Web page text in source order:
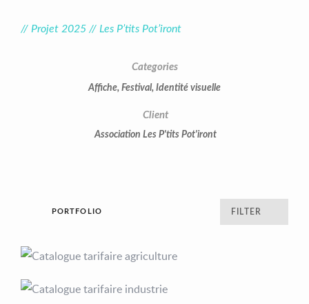
// Projet 2025 // Les P’tits Pot’iront
Categories
Affiche, Festival, Identité visuelle
Client
Association Les P'tits Pot'iront
PORTFOLIO FILTER